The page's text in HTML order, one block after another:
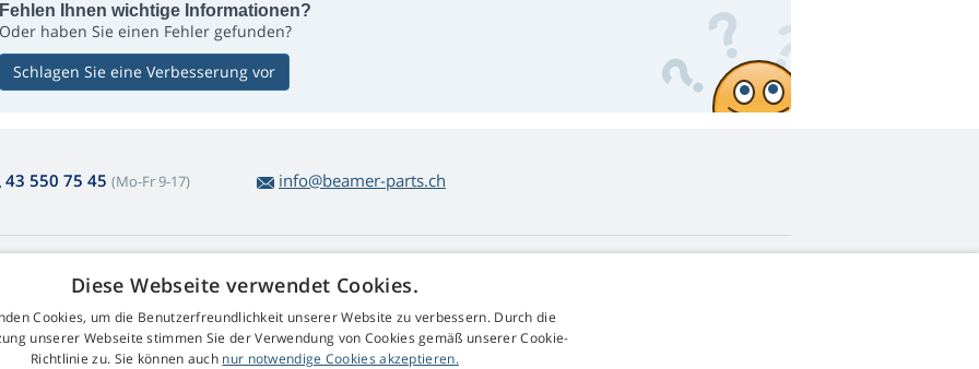
Fehlen Ihnen wichtige Informationen?
Oder haben Sie einen Fehler gefunden?
Schlagen Sie eine Verbesserung vor
43 550 75 45 (Mo-Fr 9-17) info@beamer-parts.ch
und Reklamation
Kontakt
GDPR
Impressum
Diese Webseite verwendet Cookies.
Cookies, um die Benutzerfreundlichkeit unserer Website zu verbessern. Durch die
unserer Webseite stimmen Sie der Verwendung von Cookies gemäß unserer Cookie-
Richtlinie zu. Sie können auch nur notwendige Cookies akzeptieren.